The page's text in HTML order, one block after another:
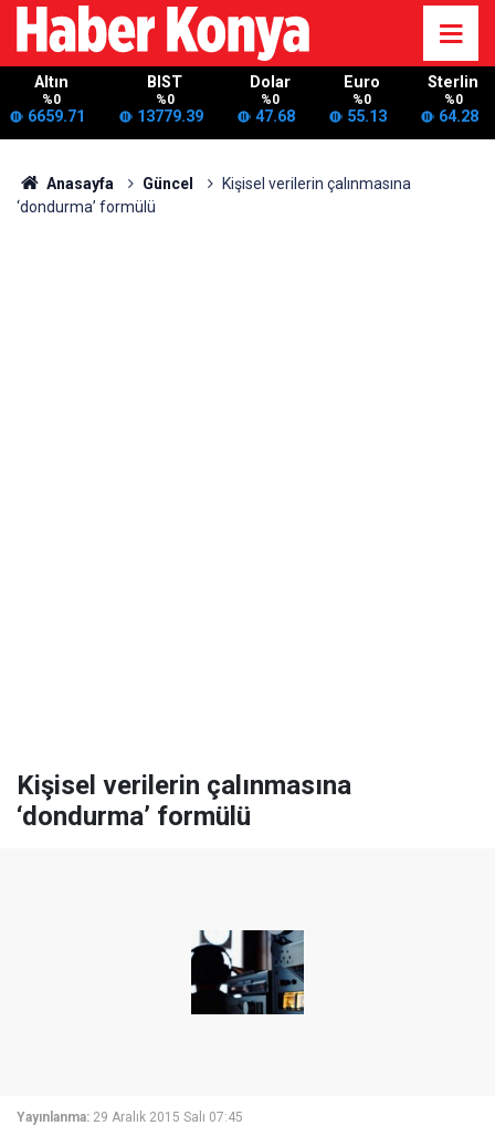
Altın
%0
6659.71
BIST
%0
13779.39
Dolar
%0
47.68
Euro
%0
55.13
Sterlin
%0
64.28
Anasayfa Güncel
Kişisel verilerin çalınmasına
‘dondurma’ formülü
Kişisel verilerin çalınmasına
‘dondurma’ formülü
Yayınlanma: 29 Aralık 2015 Salı 07:45